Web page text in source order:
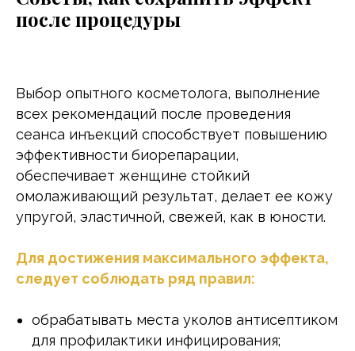
после процедуры
Выбор опытного косметолога, выполнение
всех рекомендаций после проведения
сеанса инъекций способствует повышению
эффективности биорепарации,
обеспечивает женщине стойкий
омолаживающий результат, делает ее кожу
упругой, эластичной, свежей, как в юности.
Для достижения максимального эффекта,
следует соблюдать ряд правил:
обрабатывать места уколов антисептиком
для профилактики инфицирования;